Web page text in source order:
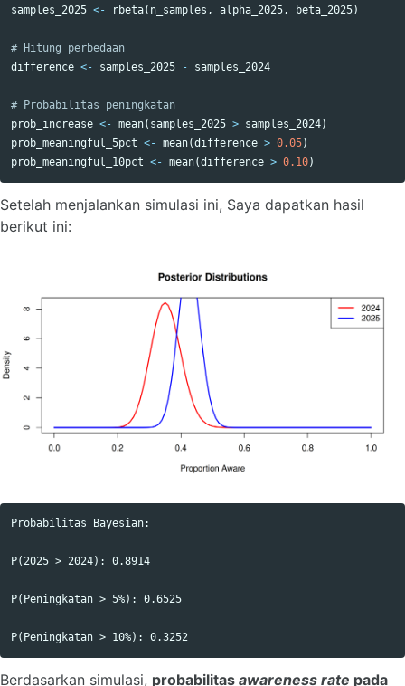
samples_2025 <- rbeta( n_samples , alpha_2025, beta_2025)
# Hitung perbedaan
difference <- samples_2025 - samples_2024
# Probabilitas peningkatan
prob_increase <- mean( samples_2025 > samples_2024)
prob_meaningful_5pct <- mean(difference > 0.05)
prob_meaningful_10pct <- mean(difference > 0.10)
Setelah menjalankan simulasi ini, Saya dapatkan hasil
berikut ini:
Probabilitas Bayesian:
P(2025 > 2024): 0.8914
P(Peningkatan > 5%): 0.6525
Berdasarkan simulasi, probabilitas awareness rate pada